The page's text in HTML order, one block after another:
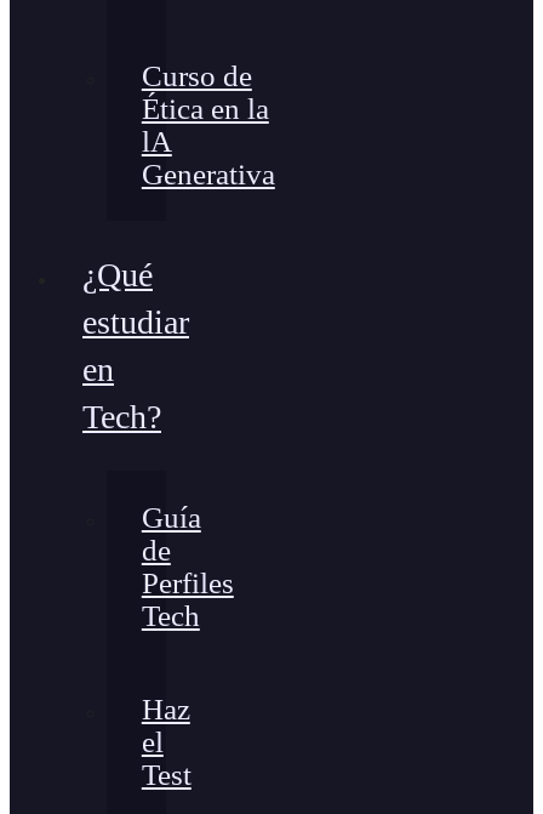
Curso de
Ética en la
lA
Generativa
¿Qué
estudiar
en
Tech?
Guía
de
Perfiles
Tech
Haz
el
Test